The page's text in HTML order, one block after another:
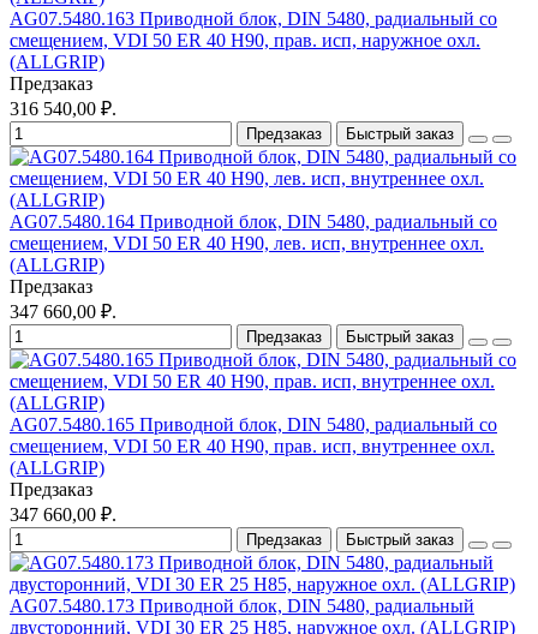
AG07.5480.163 Приводной блок, DIN 5480, радиальный со
смещением, VDI 50 ER 40 H90, прав. исп, наружное охл.
(ALLGRIP)
Предзаказ
316 540,00 ₽.
Предзаказ Быстрый заказ
AG07.5480.164 Приводной блок, DIN 5480, радиальный со
смещением, VDI 50 ER 40 H90, лев. исп, внутреннее охл.
(ALLGRIP)
Предзаказ
347 660,00 ₽.
Предзаказ Быстрый заказ
AG07.5480.165 Приводной блок, DIN 5480, радиальный со
смещением, VDI 50 ER 40 H90, прав. исп, внутреннее охл.
(ALLGRIP)
Предзаказ
347 660,00 ₽.
Предзаказ Быстрый заказ
AG07.5480.173 Приводной блок, DIN 5480, радиальный
двусторонний, VDI 30 ER 25 Н85, наружное охл. (ALLGRIP)